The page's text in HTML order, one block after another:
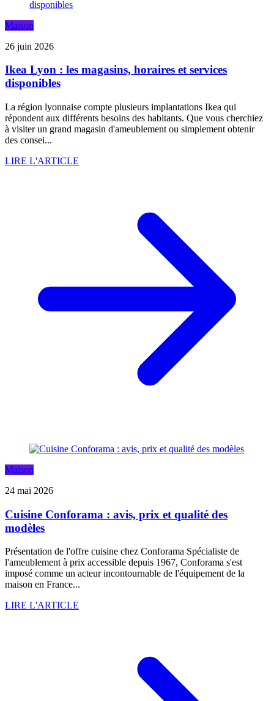
Maison
26 juin 2026
Ikea Lyon : les magasins, horaires et services
disponibles
La région lyonnaise compte plusieurs implantations Ikea qui
répondent aux différents besoins des habitants. Que vous cherchiez
à visiter un grand magasin d'ameublement ou simplement obtenir
des consei...
LIRE L'ARTICLE
Maison
24 mai 2026
Cuisine Conforama : avis, prix et qualité des
modèles
Présentation de l'offre cuisine chez Conforama Spécialiste de
l'ameublement à prix accessible depuis 1967, Conforama s'est
imposé comme un acteur incontournable de l'équipement de la
maison en France...
LIRE L'ARTICLE